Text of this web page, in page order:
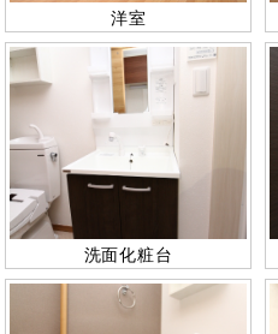
洋室
洗面化粧台